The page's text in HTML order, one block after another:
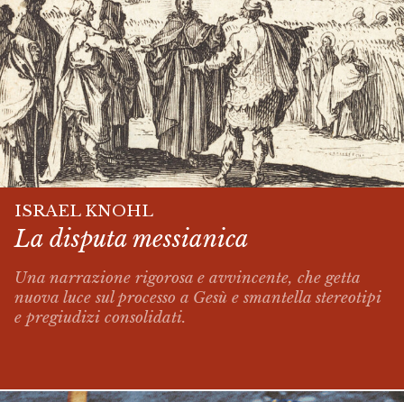
ISRAEL KNOHL
La disputa messianica
Una narrazione rigorosa e avvincente, che getta
nuova luce sul processo a Gesù e smantella stereotipi
e pregiudizi consolidati.